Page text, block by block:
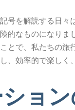
号を解読する日々
的なものになり
とで、私たちの旅
、効率的で楽しく
ョ